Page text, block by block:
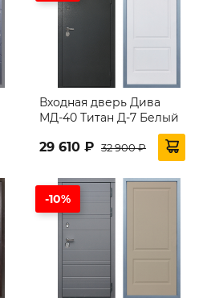
Входная дверь Дива
МД-40 Титан Д-7 Белый
29 610 ₽ 32 900 ₽
-10%